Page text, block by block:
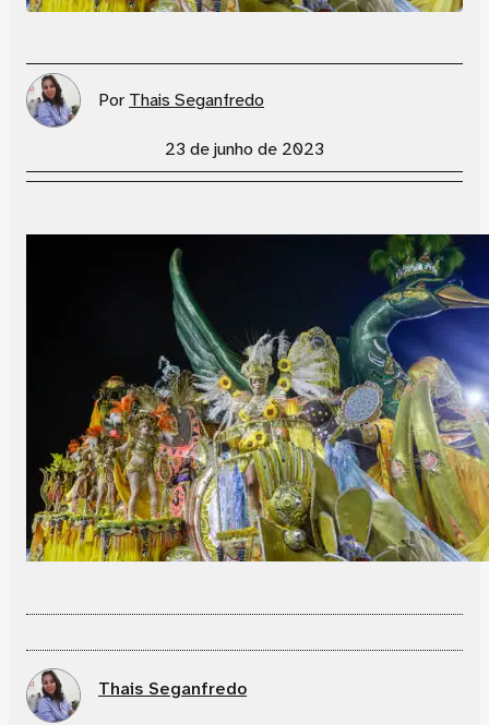
Por Thais Seganfredo
23 de junho de 2023
Thais Seganfredo